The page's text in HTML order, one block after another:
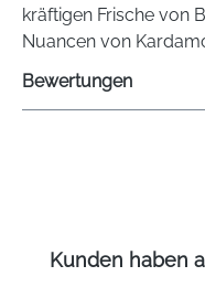
kräftigen Frische von
Nuancen von
Bewertungen
Produktgalerie
Kunden haben